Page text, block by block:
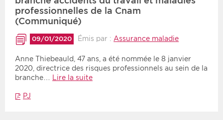
professionnelles de la Cnam
(Communiqué)
09/01/2020 Émis par :Assurance maladie
Anne Thiebeauld, 47 ans, a été nommée le 8 janvier
2020, directrice des risques professionnels au sein de la
branche…
Lire la suite
PJ